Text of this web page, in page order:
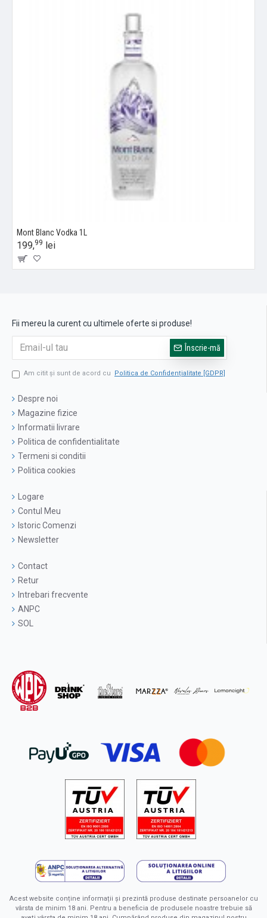
Mont Blanc Vodka 1L
199,99 lei
Fii mereu la curent cu ultimele oferte si produse!
Înscrie-mă
Am citit şi sunt de acord cu Politica de Confidențialitate [GDPR]
Despre noi
Magazine fizice
Informatii livrare
Politica de confidentialitate
Termeni si conditii
Politica cookies
Logare
Contul Meu
Istoric Comenzi
Newsletter
Contact
Retur
Intrebari frecvente
ANPC
SOL
Acest website conține informații și prezintă produse destinate persoanelor cu
vârsta de minim 18 ani. Pentru a beneficia de produsele noastre trebuie să